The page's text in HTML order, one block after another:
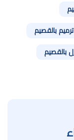
بالقصيم
بالقصيم